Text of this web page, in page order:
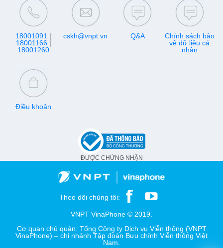
18001091 |
18001166|
18001260
cskh@vnpt.vn Q&A
Chính sách bảo
vệ dữ liệu cá
nhân
Điều khoản
ĐƯỢC CHỨNG NHẬN
Theo dõi chúng tôi:
VNPT VinaPhone © 2019.
Cơ quan chủ quản: Tổng Công ty Dịch vụ Viễn thông (VNPT
VinaPhone) – chi nhánh Tập đoàn Bưu chính Viễn thông Việt
Nam.